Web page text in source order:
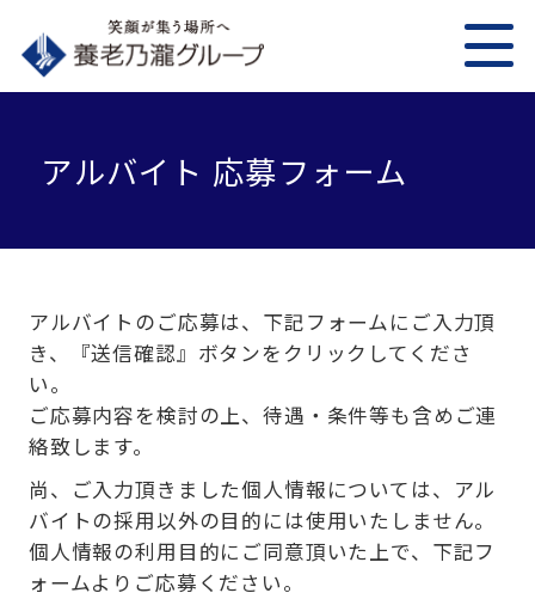
アルバイト 応募フォーム
アルバイトのご応募は、下記フォームにご入力頂
き、『送信確認』ボタンをクリックしてくださ
い。
ご応募内容を検討の上、待遇・条件等も含めご連
絡致します。
尚、ご入力頂きました個人情報については、アル
バイトの採用以外の目的には使用いたしません。
個人情報の利用目的にご同意頂いた上で、下記フ
ォームよりご応募ください。